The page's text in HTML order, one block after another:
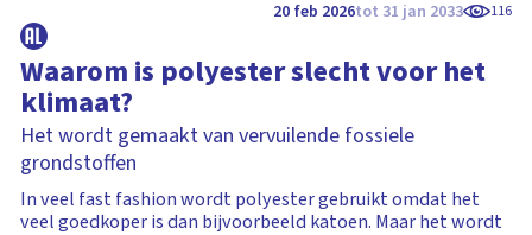
20 feb 2026tot 31 jan 2033 116
Waarom is polyester slecht voor het
klimaat?
Het wordt gemaakt van vervuilende fossiele
grondstoffen
In veel fast fashion wordt polyester gebruikt omdat het
veel goedkoper is dan bijvoorbeeld katoen. Maar het wordt